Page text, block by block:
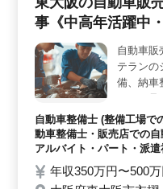
員・アルバイト・派遣社
います。2級自動車整備
る環境で、安定した給
働きやすい環境＞ シフ
す。定期的な賞与の支給
お休みで、夏季休業や年
す。30人のアットホー
力があります。
事《中高年活躍中
自動車販
テランの
備、納車
さんの
自家用車
活躍中
自動車整備士 (整備工場で
動車整備士・販売店での
アルバイト・パート・派遣
年収350万円〜500